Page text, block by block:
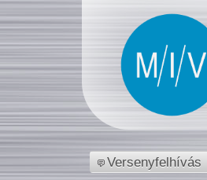
Versenyfelhívás